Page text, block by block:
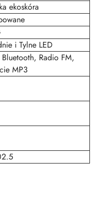
ekoskóra
i Tylne LED
Bluetooth, Radio FM,
MP3